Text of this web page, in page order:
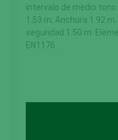
intervalo de medio
1.53 m, Anchura 1.92
seguridad 1.50 m.
EN1176